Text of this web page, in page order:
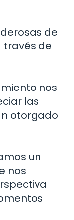
de
través de
nos
las
otorgado
un
nos